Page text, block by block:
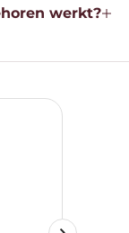
werkt?